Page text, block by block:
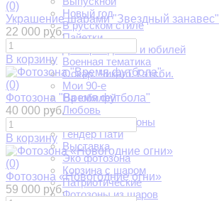
Новый год
В русском стиле
Пайетки
День рождения и юбилей
Военная тематика
Оскар. Чикаго. Гэтсби.
Мои 90-е
На юбилей
Любовь
Круглые фотозоны
Гендер Пати
Выставка
Эко фотозона
Корзина с шаром
Патриотические
Фотозоны из шаров
(0)
Украшение шарами "Звездный занавес"
22 000 руб.
В корзину
(0)
Фотозона "Время футбола"
40 000 руб.
В корзину
(0)
Фотозона «Новогодние огни»
59 000 руб.